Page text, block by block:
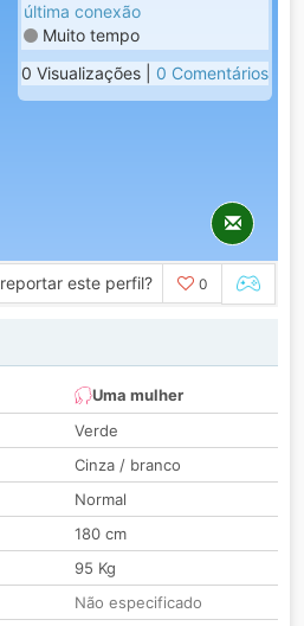
última conexão
Muito tempo
0 Visualizações | 0 Comentários
reportar este perfil? 0
Uma mulher
Verde
Cinza / branco
Normal
180 cm
95 Kg
Não especificado